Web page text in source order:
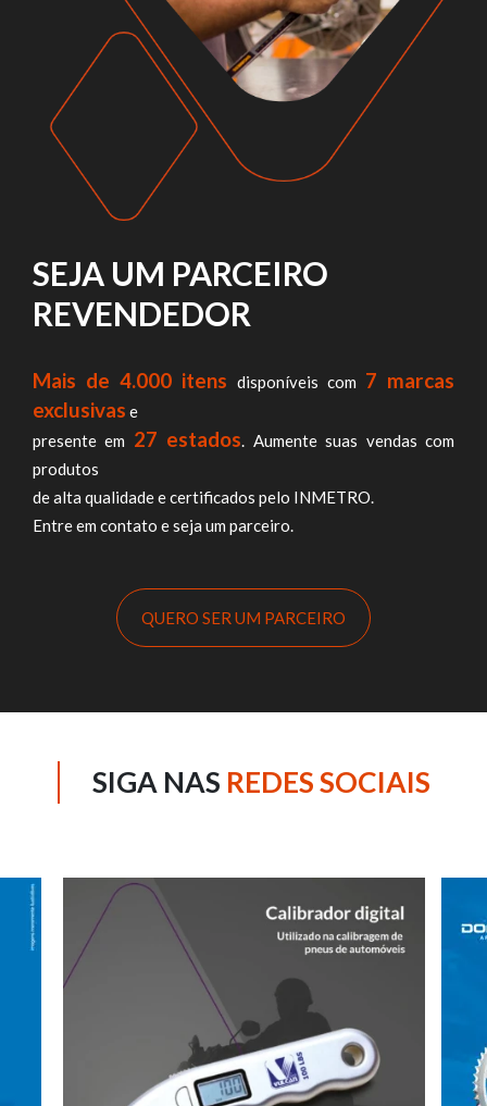
SEJA UM PARCEIRO
REVENDEDOR
Mais de 4.000 itens disponíveis com 7 marcas
exclusivas e
presente em 27 estados. Aumente suas vendas com
produtos
de alta qualidade e certificados pelo INMETRO.
Entre em contato e seja um parceiro.
QUERO SER UM PARCEIRO
SIGA NAS REDES SOCIAIS